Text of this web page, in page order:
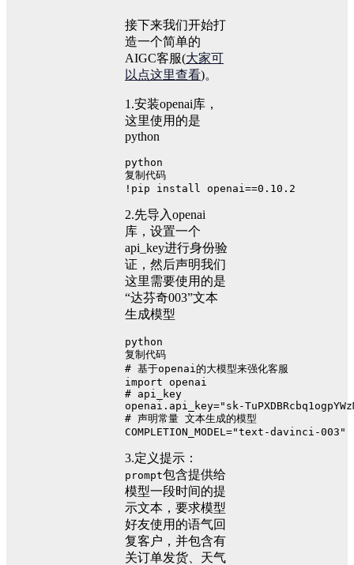
接下来我们开始打
造一个简单的
AIGC客服(大家可
以点这里查看)。
1.安装openai库，
这里使用的是
python
python
复制代码
!pip install openai==0.10 .2
2.先导入openai
库，设置一个
api_key进行身份验
证，然后声明我们
这里需要使用的是
“达芬奇003”文本
生成模型
python
复制代码
# 基于openai的大模型来强化客服
import openai
# api_key
openai.api_key="sk-
# 声明常量 文本生成的模型
COMPLETION_MODEL="text-davinci-003"
3.定义提示：
prompt包含提供给
模型一段时间的提
示文本，要求模型
好友使用的语气回
复客户，并包含有
关订单发货、天气